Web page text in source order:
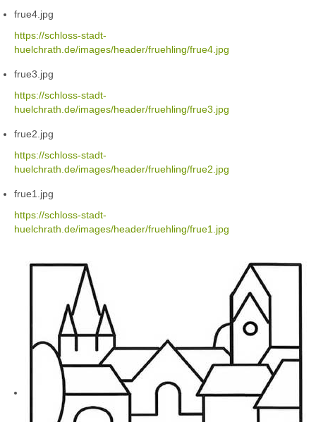
frue4.jpg
https://schloss-stadt-
huelchrath.de/images/header/fruehling/frue4.jpg
frue3.jpg
https://schloss-stadt-
huelchrath.de/images/header/fruehling/frue3.jpg
frue2.jpg
https://schloss-stadt-
huelchrath.de/images/header/fruehling/frue2.jpg
frue1.jpg
https://schloss-stadt-
huelchrath.de/images/header/fruehling/frue1.jpg